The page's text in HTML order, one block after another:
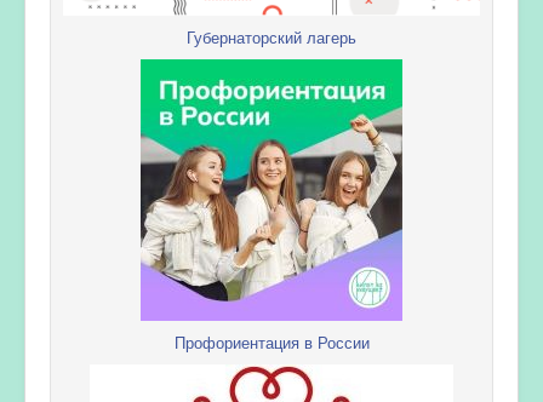
Губернаторский лагерь
Профориентация в России